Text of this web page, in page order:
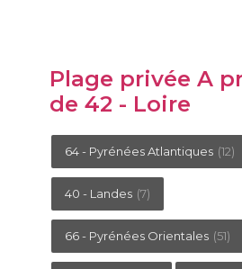
Plage privée A
de 42 - Loire
64 - Pyrénées Atlantiques (12)
40 - Landes (7)
66 - Pyrénées Orientales (51)